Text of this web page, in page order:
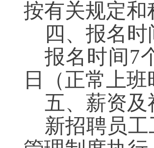
按有关规定
四、报名时
报名时间 7
日（正常上
五、薪资
新招聘员